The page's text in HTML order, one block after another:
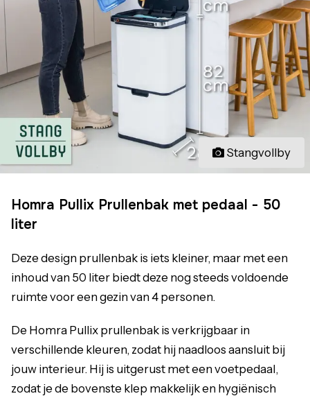
Stangvollby
Homra Pullix Prullenbak met pedaal - 50
liter
Deze design prullenbak is iets kleiner, maar met een
inhoud van 50 liter biedt deze nog steeds voldoende
ruimte voor een gezin van 4 personen.
De Homra Pullix prullenbak is verkrijgbaar in
verschillende kleuren, zodat hij naadloos aansluit bij
jouw interieur. Hij is uitgerust met een voetpedaal,
zodat je de bovenste klep makkelijk en hygiënisch